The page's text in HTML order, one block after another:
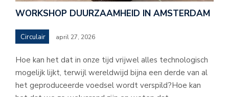
WORKSHOP DUURZAAMHEID IN AMSTERDAM
Circulair april 27, 2026
Hoe kan het dat in onze tijd vrijwel alles technologisch
mogelijk lijkt, terwijl wereldwijd bijna een derde van al
het geproduceerde voedsel wordt verspild?Hoe kan